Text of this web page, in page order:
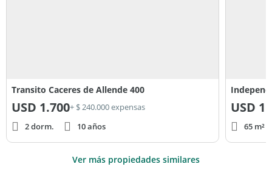
Transito Caceres de Allende 400
USD 1.700+ $ 240.000 expensas
2 dorm.
10 años
USD
65 m²
Ver más propiedades similares